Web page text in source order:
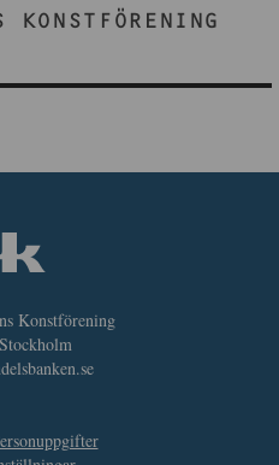
KONSTFÖRENING
Konstförening